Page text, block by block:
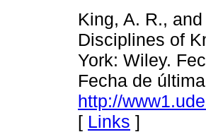
King, A. R.,
Disciplines of
York: Wiley.
Fecha de
http://
[ Links ]